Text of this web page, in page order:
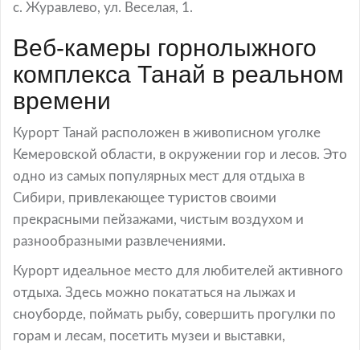
с. Журавлево, ул. Веселая, 1.
Веб-камеры горнолыжного
комплекса Танай в реальном
времени
Курорт Танай расположен в живописном уголке
Кемеровской области, в окружении гор и лесов. Это
одно из самых популярных мест для отдыха в
Сибири, привлекающее туристов своими
прекрасными пейзажами, чистым воздухом и
разнообразными развлечениями.
Курорт идеальное место для любителей активного
отдыха. Здесь можно покататься на лыжах и
сноуборде, поймать рыбу, совершить прогулки по
горам и лесам, посетить музеи и выставки,